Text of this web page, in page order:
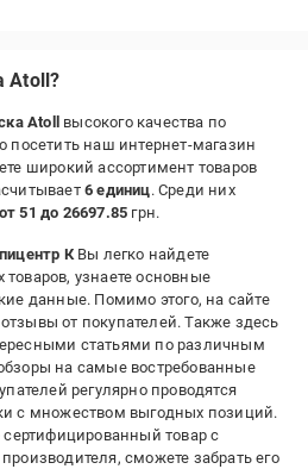
Atoll?
Atoll
высокого качества по
посетить наш интернет-магазин
широкий ассортимент товаров
6 единиц. Среди них
от 51 до 26697.85 грн.
КВы легко найдете
узнаете основные
данные. Помимо этого, на сайте
от покупателей. Также здесь
статьями по различным
на самые востребованные
регулярно проводятся
с множеством выгодных позиций.
товар с
сможете забрать его